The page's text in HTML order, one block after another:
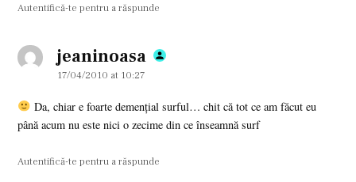
Autentifică-te pentru a răspunde
jeaninoasa says:
17/04/2010 at 10:27
Da, chiar e foarte demenţial surful… chit că tot ce am făcut eu
până acum nu este nici o zecime din ce înseamnă surf
Autentifică-te pentru a răspunde